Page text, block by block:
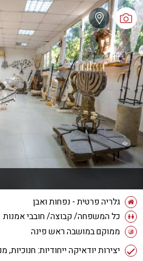
גלריה פרטית - נפחות ואבן
כל המשפחה/ קבוצה/ חובבי אמנות
ממוקם במושבה ראש פינה
יצירות יודאיקה ייחודיות: חנוכיות,